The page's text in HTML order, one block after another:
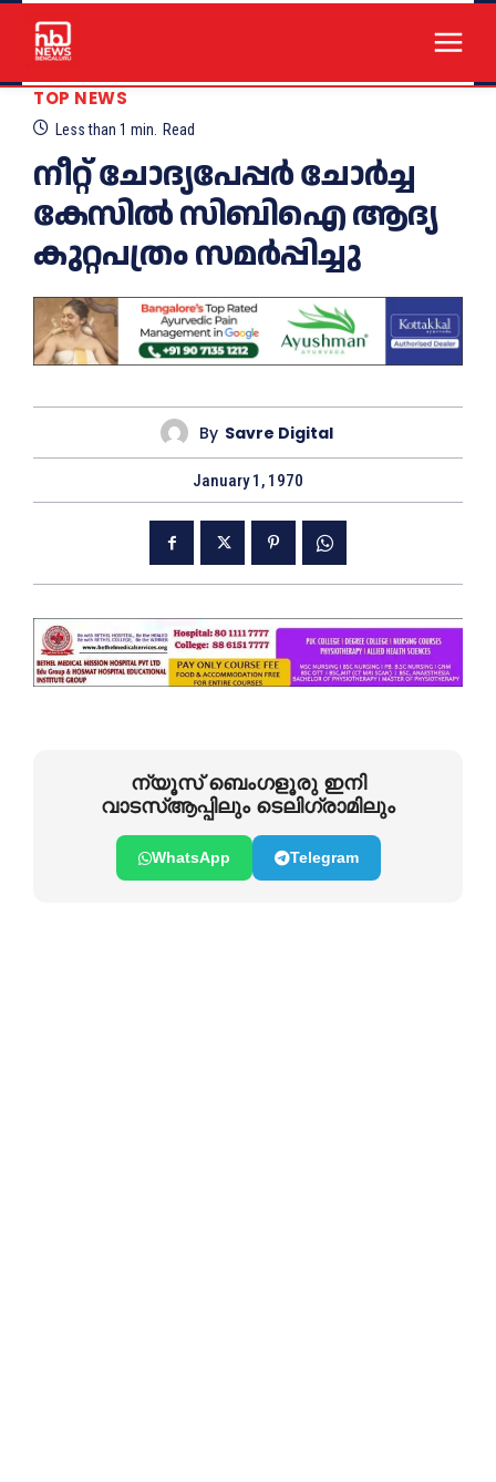
TOP NEWS
Less than 1 min. Read
നീറ്റ് ചോദ്യപേപ്പർ ചോർച്ച
കേസിൽ സിബിഐ ആദ്യ
കുറ്റപത്രം സമർപ്പിച്ചു
By Savre Digital
January 1, 1970
ന്യൂസ് ബെംഗളൂരു ഇനി
വാടസ്ആപ്പിലും ടെലിഗ്രാമിലും
WhatsApp Telegram